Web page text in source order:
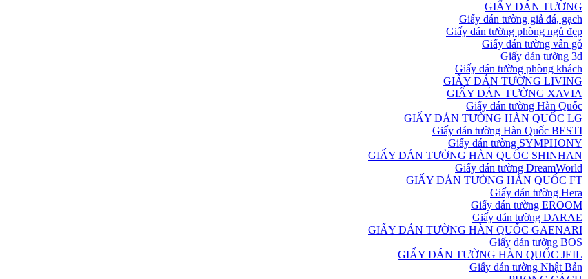
GIẤY DÁN TƯỜNG
Giấy dán tường giả đá, gạch
Giấy dán tường phòng ngủ đẹp
Giấy dán tường vân gỗ
Giấy dán tường 3d
Giấy dán tường phòng khách
GIẤY DÁN TƯỜNG LIVING
GIẤY DÁN TƯỜNG XAVIA
Giấy dán tường Hàn Quốc
GIẤY DÁN TƯỜNG HÀN QUỐC LG
Giấy dán tường Hàn Quốc BESTI
Giấy dán tường SYMPHONY
GIẤY DÁN TƯỜNG HÀN QUỐC SHINHAN
Giấy dán tường DreamWorld
GIẤY DÁN TƯỜNG HÀN QUỐC FT
Giấy dán tường Hera
Giấy dán tường EROOM
Giấy dán tường DARAE
GIẤY DÁN TƯỜNG HÀN QUỐC GAENARI
Giấy dán tường BOS
GIẤY DÁN TƯỜNG HÀN QUỐC JEIL
Giấy dán tường Nhật Bản